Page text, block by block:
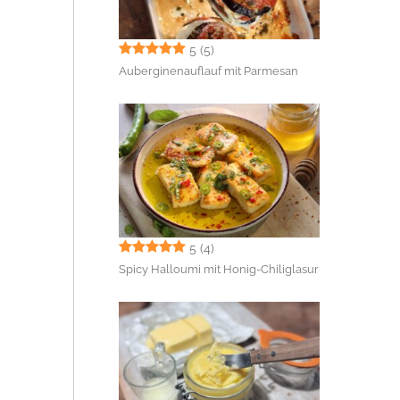
5 (5)
Auberginenauflauf mit Parmesan
5 (4)
Spicy Halloumi mit Honig-Chiliglasur